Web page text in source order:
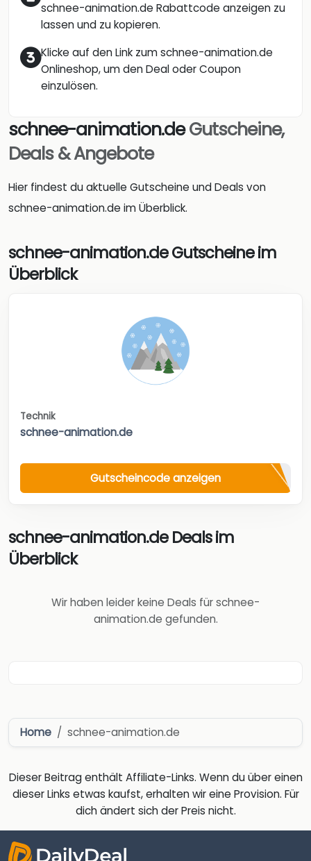
schnee-animation.de Rabattcode anzeigen zu
lassen und zu kopieren.
Klicke auf den Link zum schnee-animation.de
Onlineshop, um den Deal oder Coupon
einzulösen.
schnee-animation.deGutscheine,
Deals & Angebote
Hier findest du aktuelle Gutscheine und Deals von
schnee-animation.de im Überblick.
schnee-animation.de Gutscheine im
Überblick
Technik
schnee-animation.de
Gutscheincode anzeigen
schnee-animation.de Deals im
Überblick
Wir haben leider keine Deals für schnee-
animation.de gefunden.
Home schnee-animation.de
Dieser Beitrag enthält Affiliate-Links. Wenn du über einen
dieser Links etwas kaufst, erhalten wir eine Provision. Für
dich ändert sich der Preis nicht.